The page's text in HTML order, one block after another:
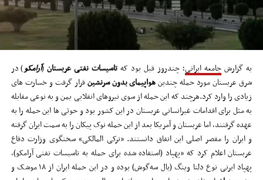
به گزارش جامعه ایرانی؛ چندروز قبل بود کهتاسیسات نفتی عربستان(آرامکو) در
شرق عربستان مورد حمله چندینهواپیمای بدون سرنشینقرار گرفت و خسارت های
زیادی را وارد کرد.هرچند که این حمله از سوی نیروهای انقلابی یمن و به نوعی مقابله
به مثل برای اقدامات غیرانسانی عربستان در این کشور بود و حوثی ها این حمله را به
عهده گرفتند، اما عربستان و آمریکا بعد از این حمله نوک پیکان را به سمت ایران گرفته
و ایران را مقصر اصلی این اتفاق دانستند. «ترکی المالکی» سخنگوی وزارت دفاع
عربستان اعلام کرد که «پهپاد (استفاده شده برای حمله به تاسیسات نفتی آرامکو)،
پهپاد ایرنی نوع دلتا وینگ (بال سه‌گوش) بوده و در این حمله ایران از ۱۸ موشک و